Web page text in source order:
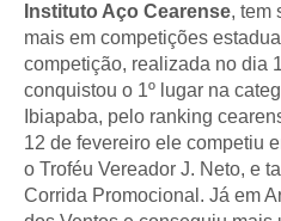
Instituto Aço Cearense, tem
mais em competições
competição, realizada no dia
conquistou o 1º lugar na
Ibiapaba, pelo ranking
12 de fevereiro ele competiu
o Troféu Vereador J. Neto, e
Corrida Promocional. Já em